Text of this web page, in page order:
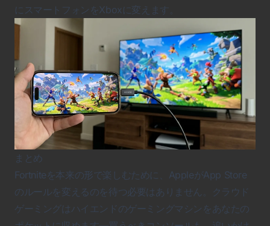
にスマートフォンをXboxに変えます。
まとめ
Fortniteを本来の形で楽しむために、AppleがApp Store
のルールを変えるのを待つ必要はありません。クラウド
ゲーミングはハイエンドのゲーミングマシンをあなたの